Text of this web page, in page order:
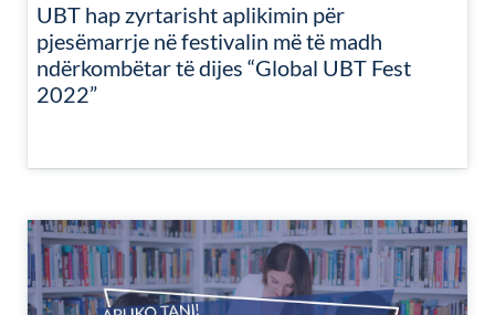
UBT hap zyrtarisht aplikimin për
pjesëmarrje në festivalin më të madh
ndërkombëtar të dijes “Global UBT Fest
2022”